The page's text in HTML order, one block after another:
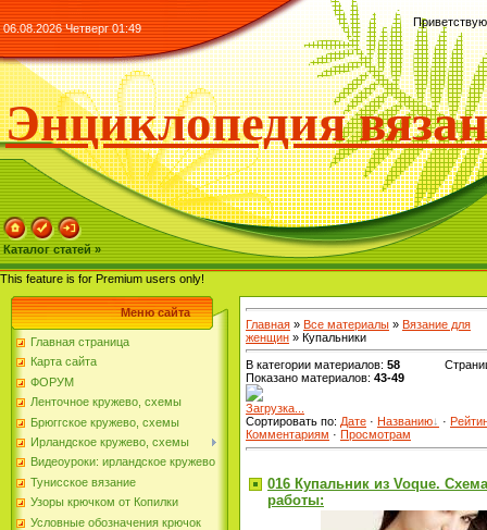
06.08.2026 Четверг 01:49
Энциклопедия
Каталог статей »
This feature is for Premium users only!
Меню сайта
Главная страница
Карта сайта
ФОРУМ
Ленточное кружево, схемы
Брюггское кружево, схемы
Ирландское кружево, схемы
Видеоуроки: ирландское кружево
Тунисское вязание
Узоры крючком от Копилки
Условные обозначения крючок
Главная » Все материалы » Вязание для
женщин » Купальники
В категории материалов: 58
Показано материалов: 43-49
Загрузка...
Сортировать по: Дате · Названию ·
Комментариям · Просмотрам
016 Купальник из Voque.
работы: